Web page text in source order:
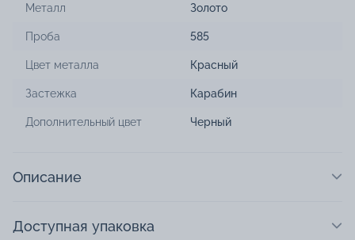
Металл Золото
Проба 585
Цвет металла Красный
Застежка Карабин
Дополнительный цвет Черный
Описание
Доступная упаковка